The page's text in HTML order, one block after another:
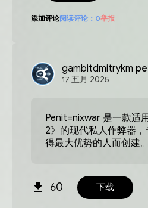
添加评论阅读评论： 0举报
gambitdmitrykm
17 五月 2025
Penit=nixwar 是一款适
2》的现代私人作弊器
得最大优势的人而创建。
60 下载